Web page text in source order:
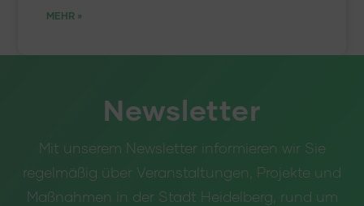
MEHR »
Newsletter
Mit unserem Newsletter informieren wir Sie
regelmäßig über Veranstaltungen, Projekte und
Maßnahmen in der Stadt Heidelberg, rund um